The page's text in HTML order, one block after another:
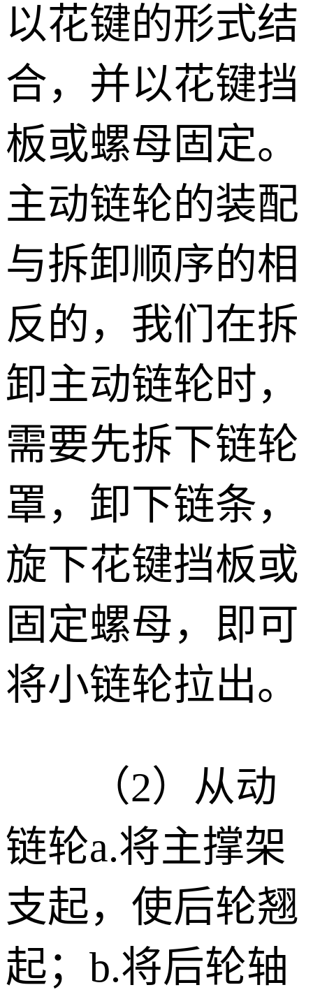
以花键的形式结
合，并以花键挡
板或螺母固定。
主动链轮的装配
与拆卸顺序的相
反的，我们在拆
卸主动链轮时，
需要先拆下链轮
罩，卸下链条，
旋下花键挡板或
固定螺母，即可
将小链轮拉出。
（2） 从动
链轮a.将主撑架
支起，使后轮翘
起； b.将后轮轴